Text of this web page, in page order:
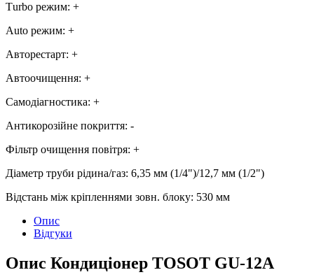
Тurbo режим: +
Аuto режим: +
Авторестарт: +
Автоочищення: +
Самодіагностика: +
Антикорозійне покриття: -
Фільтр очищення повітря: +
Діаметр труби рідина/газ: 6,35 мм (1/4")/12,7 мм (1/2")
Відстань між кріпленнями зовн. блоку: 530 мм
Опис
Відгуки
Опис Кондиціонер TOSOT GU-12A